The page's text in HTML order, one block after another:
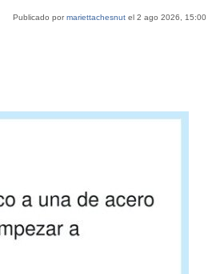
Publicado pormariettachesnut el 2 ago 2026, 15:00